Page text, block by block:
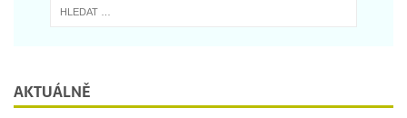
AKTUÁLNĚ